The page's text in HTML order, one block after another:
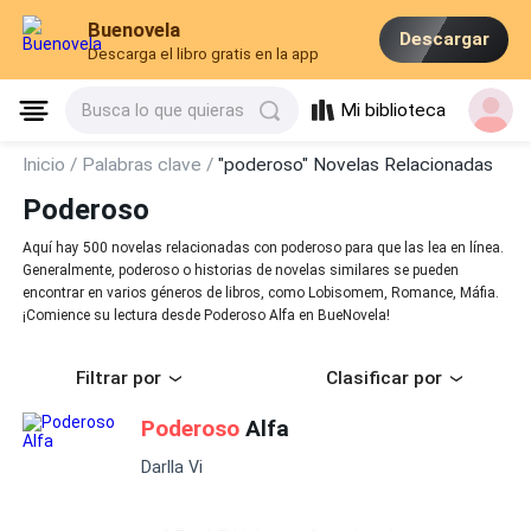
Buenovela
Descarga el libro gratis en la app
Descargar
Busca lo que quieras Mi biblioteca
Inicio / Palabras clave /"poderoso" Novelas Relacionadas
Poderoso
Aquí hay 500 novelas relacionadas con poderoso para que las lea en línea.
Generalmente, poderoso o historias de novelas similares se pueden
encontrar en varios géneros de libros, como Lobisomem, Romance, Máfia.
¡Comience su lectura desde Poderoso Alfa en BueNovela!
Filtrar por Clasificar por
Poderoso Alfa
Darlla Vi